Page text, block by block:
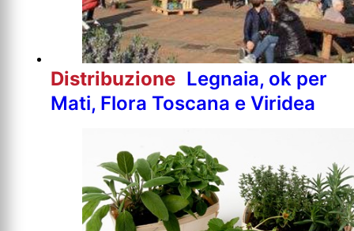
Distribuzione Legnaia, ok per
Mati, Flora Toscana e Viridea